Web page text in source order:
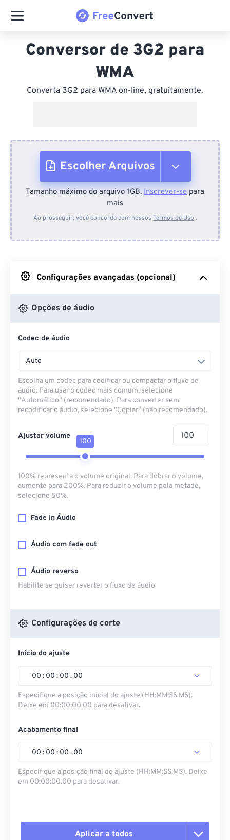
Conversor de 3G2 para
WMA
Converta 3G2 para WMA on-line, gratuitamente.
Escolher Arquivos
Do dispositivo
Do Google Drive
Do OneDrive
Tamanho máximo do arquivo 1GB. Inscrever-se para
mais
Ao prosseguir, você concorda com nossos Termos de Uso .
Configurações avançadas (opcional)
Opções de áudio
Codec de áudio
Auto
Escolha um codec para codificar ou compactar o fluxo de
áudio. Para usar o codec mais comum, selecione
"Automático" (recomendado). Para converter sem
recodificar o áudio, selecione "Copiar" (não recomendado).
Ajustar volume
100
100% representa o volume original. Para dobrar o volume,
aumente para 200%. Para reduzir o volume pela metade,
selecione 50%.
Fade In Áudio
Áudio com fade out
Áudio reverso
Habilite se quiser reverter o fluxo de áudio
Configurações de corte
Início do ajuste
00 : 00 : 00 . 00
Especifique a posição inicial do ajuste (HH:MM:SS.MS).
Deixe em 00:00:00.00 para desativar.
Acabamento final
00 : 00 : 00 . 00
Especifique a posição final do ajuste (HH:MM:SS.MS). Deixe
em 00:00:00.00 para desativar.
Aplicar a todos